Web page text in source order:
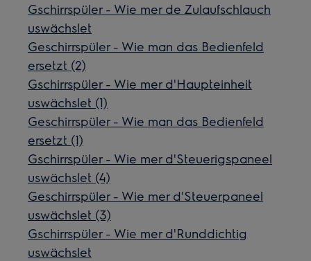
Gschirrspüler - Wie mer de Zulaufschlauch
uswächslet
Geschirrspüler - Wie man das Bedienfeld
ersetzt (2)
Gschirrspüler - Wie mer d'Haupteinheit
uswächslet (1)
Geschirrspüler - Wie man das Bedienfeld
ersetzt (1)
Gschirrspüler - Wie mer d'Steuerigspaneel
uswächslet (4)
Geschirrspüler - Wie mer d'Steuerpaneel
uswächslet (3)
Gschirrspüler - Wie mer d'Runddichtig
uswächslet